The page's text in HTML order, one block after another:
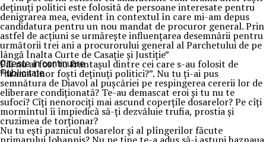
deținuți politici este folosită de persoane interesate pentru
denigrarea mea, evident în contextul în care mi-am depus
candidatura pentru un nou mandat de procuror general. Prin
astfel de acțiuni se urmărește influențarea desemnării pentru
următorii trei ani a procurorului general al Parchetului de pe
lângă Înalta Curte de Casație și Justiție”
Păi nu ai fost tu fruntașul dintre cei care s-au folosit de
”drama unor foști deținuți politici?”. Nu tu ți-ai pus
semnătura de Diavol al pușcăriei pe respingerea cererii lor de
eliberare condiționată? Te-au demascat eroi și tu nu te
sufoci? Cîți nenorociți mai ascund coperțile dosarelor? Pe cîți
mormîntul îi împiedică să-ți dezvăluie trufia, prostia și
cruzimea de torționar?
Nu tu ești paznicul dosarelor și al plîngerilor făcute
Citeste in continuare
Publicitate